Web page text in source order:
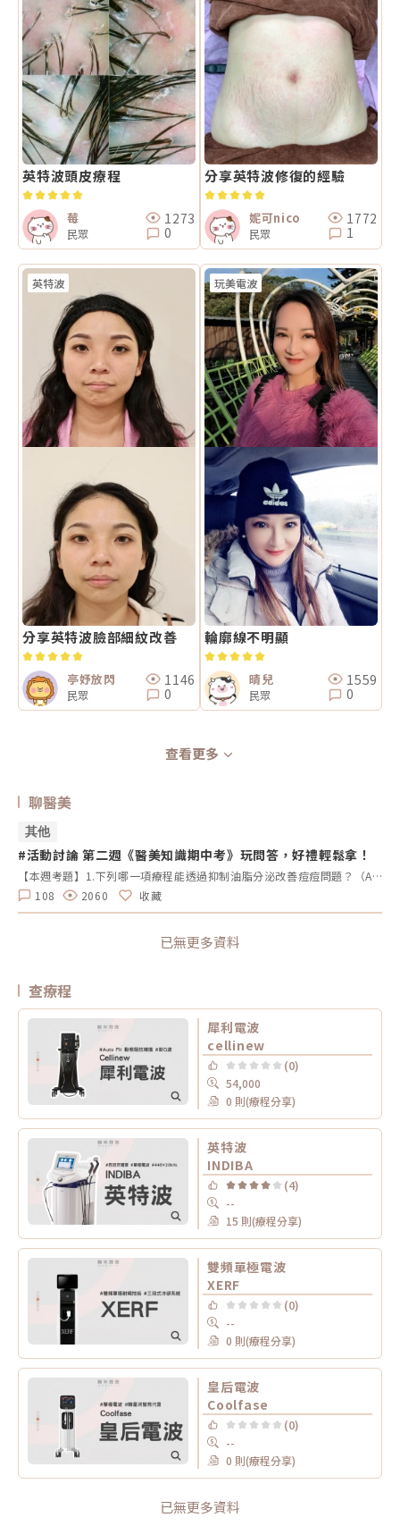
英特波頭皮療程
莓
民眾
1273
0
英特波
分享英特波臉部細紋改善
亭妤放閃
民眾
1146
0
分享英特波修復的經驗
妮可nico
民眾
1772
1
玩美電波
輪廓線不明顯
晴兒
民眾
1559
0
查看更多
聊醫美
其他
#活動討論 第二週《醫美知識期中考》玩問答，好禮輕鬆拿！
【本週考題】1.下列哪一項療程能透過抑制油脂分泌改善痘痘問題？（A）藍雷射 （B）女王電波 （C）索夫波 （D）翡翠電波2.源自於西班牙，是皇室與歐美名流、運動明星的最愛，屬於非侵入式、無痛的電波技術，擁有12項專利並榮獲多國FDA認證。廣泛應用於醫美、術後恢復、運動醫學、物理治療及體態管理等多個領域。請問是哪一項療程名稱？（A）英特波 （B）索夫波 （C）鳳凰電波 （D）Z音波3.Oligio玩美電波的作用原理是屬於哪一項科技？（A）單極電波 （B）雙極電波 （C）多極電波 （D）微針電波4.玻尿酸填充可以用於改善哪些問題？（A）臉部組織流失 （B）膚色不均 （C）毛孔粗大 （D）動態紋路5.林志玲代言的醫美療程是？（A）Emsculpt NEO 熱磁減脂 （B）EMBODY核心美力 （C）十倍電波 （D）矽谷電波【本週活動時間】8/26（一）AM 09:00 - 9/4（三）PM 23:59【活動獎勵】《LINE POINTS 50點》抽10名會員【活動方式】 活動期間每週一AM09:00將在活動討論區釋出5道醫美問題。 於每週日23:59回覆截止，經核對皆符合活動規範，將於次週一抽出得獎者、發放獎勵。 若經查詢發佈無意義的回文，則喪失抽獎、獲獎資格。例如：非主題回覆、未完整回覆等。 每位會員在當週僅限參與問答乙次。 若當週獲獎的會員帳號，次週仍可參與問答和抽獎。 連續4週皆有參與問答者，不論答案是否正確，皆可參加抽「LINE POINTS 100點」。 每週一會於對應的活動討論區最下方公布得獎會員，請獲獎者務必加入「醫美圈圈官方LINE」以利獎勵發放。【回文範例】1.近期李英愛代言的醫美療程名稱？（A）Z音波（B）十倍電波 （C）精靈電波2.BTL EMFACE中文療程名稱？（A）菲斯波（B）時空E電波3.EMBODY其中療程效果是減脂嗎？（A）是 （B）否4.有小鳳凰之稱的是什麼？（A）玩美電波（B）索夫波 （C）翡翠電波5.玩美電波是由哪位藝人代言？（A）小S （B）隋棠（C）梁詠琪回文範例：Z音波，菲斯波，是，玩美電波，小S※請依照上述回覆格式，以避免混亂。《第二週活動延長公告》親愛的醫美圈圈會員 您好：由於週末有部分會員反映官網討論區出現異常，導致無法正常參與活動留言， 為了確保每位會員都有充分的參與機會，我們決定將第二週活動留言截止日 延長至9/4（三）23:59截止。尚未參與第二週活動的會員，請把握延長的活動時間。 此外，第二週獲獎會員也延至9/5(四)抽出。 造成不便敬請見諒，並感謝各位會員對活動的支持。第二週的正確答案如下：藍雷射，英特波，單極電波，臉部組織流失，Emsculpt NEO 熱磁減脂。第三週活動已開始，請欲參與的會員可前往活動討論區回覆留言↓第三週《醫美知識期中考》
108
2060 收藏
已無更多資料
查療程
犀利電波
cellinew
(0)
54,000
0 則(療程分享)
英特波
INDIBA
(4)
--
15 則(療程分享)
雙頻單極電波
XERF
(0)
--
0 則(療程分享)
皇后電波
Coolfase
(0)
--
0 則(療程分享)
已無更多資料